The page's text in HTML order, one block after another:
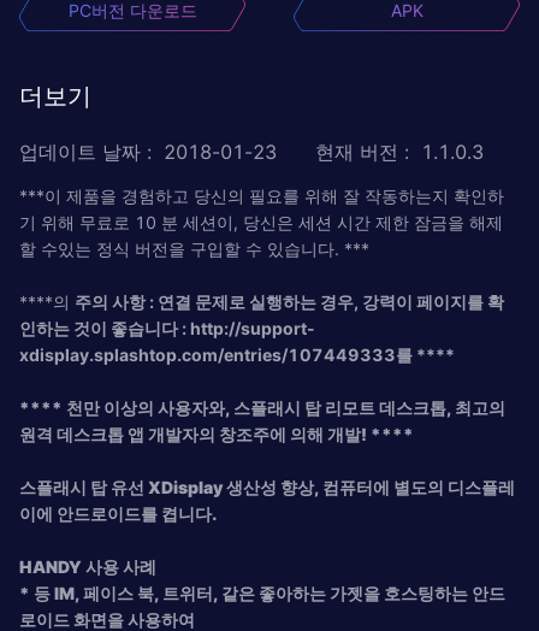
PC버전 다운로드 APK
더보기
업데이트 날짜 : 2018-01-23 현재 버전 : 1.1.0.3
***이 제품을 경험하고 당신의 필요를 위해 잘 작동하는지 확인하
기 위해 무료로 10 분 세션이, 당신은 세션 시간 제한 잠금을 해제
할 수있는 정식 버전을 구입할 수 있습니다. ***
****의 주의 사항 : 연결 문제로 실행하는 경우, 강력이 페이지를 확
인하는 것이 좋습니다 : http://support-
xdisplay.splashtop.com/entries/107449333를 ****
**** 천만 이상의 사용자와, 스플래시 탑 리모트 데스크톱, 최고의
원격 데스크톱 앱 개발자의 창조주에 의해 개발! ****
스플래시 탑 유선 XDisplay 생산성 향상, 컴퓨터에 별도의 디스플레
이에 안드로이드를 켭니다.
HANDY 사용 사례
* 등 IM, 페이스 북, 트위터, 같은 좋아하는 가젯을 호스팅하는 안드
로이드 화면을 사용하여